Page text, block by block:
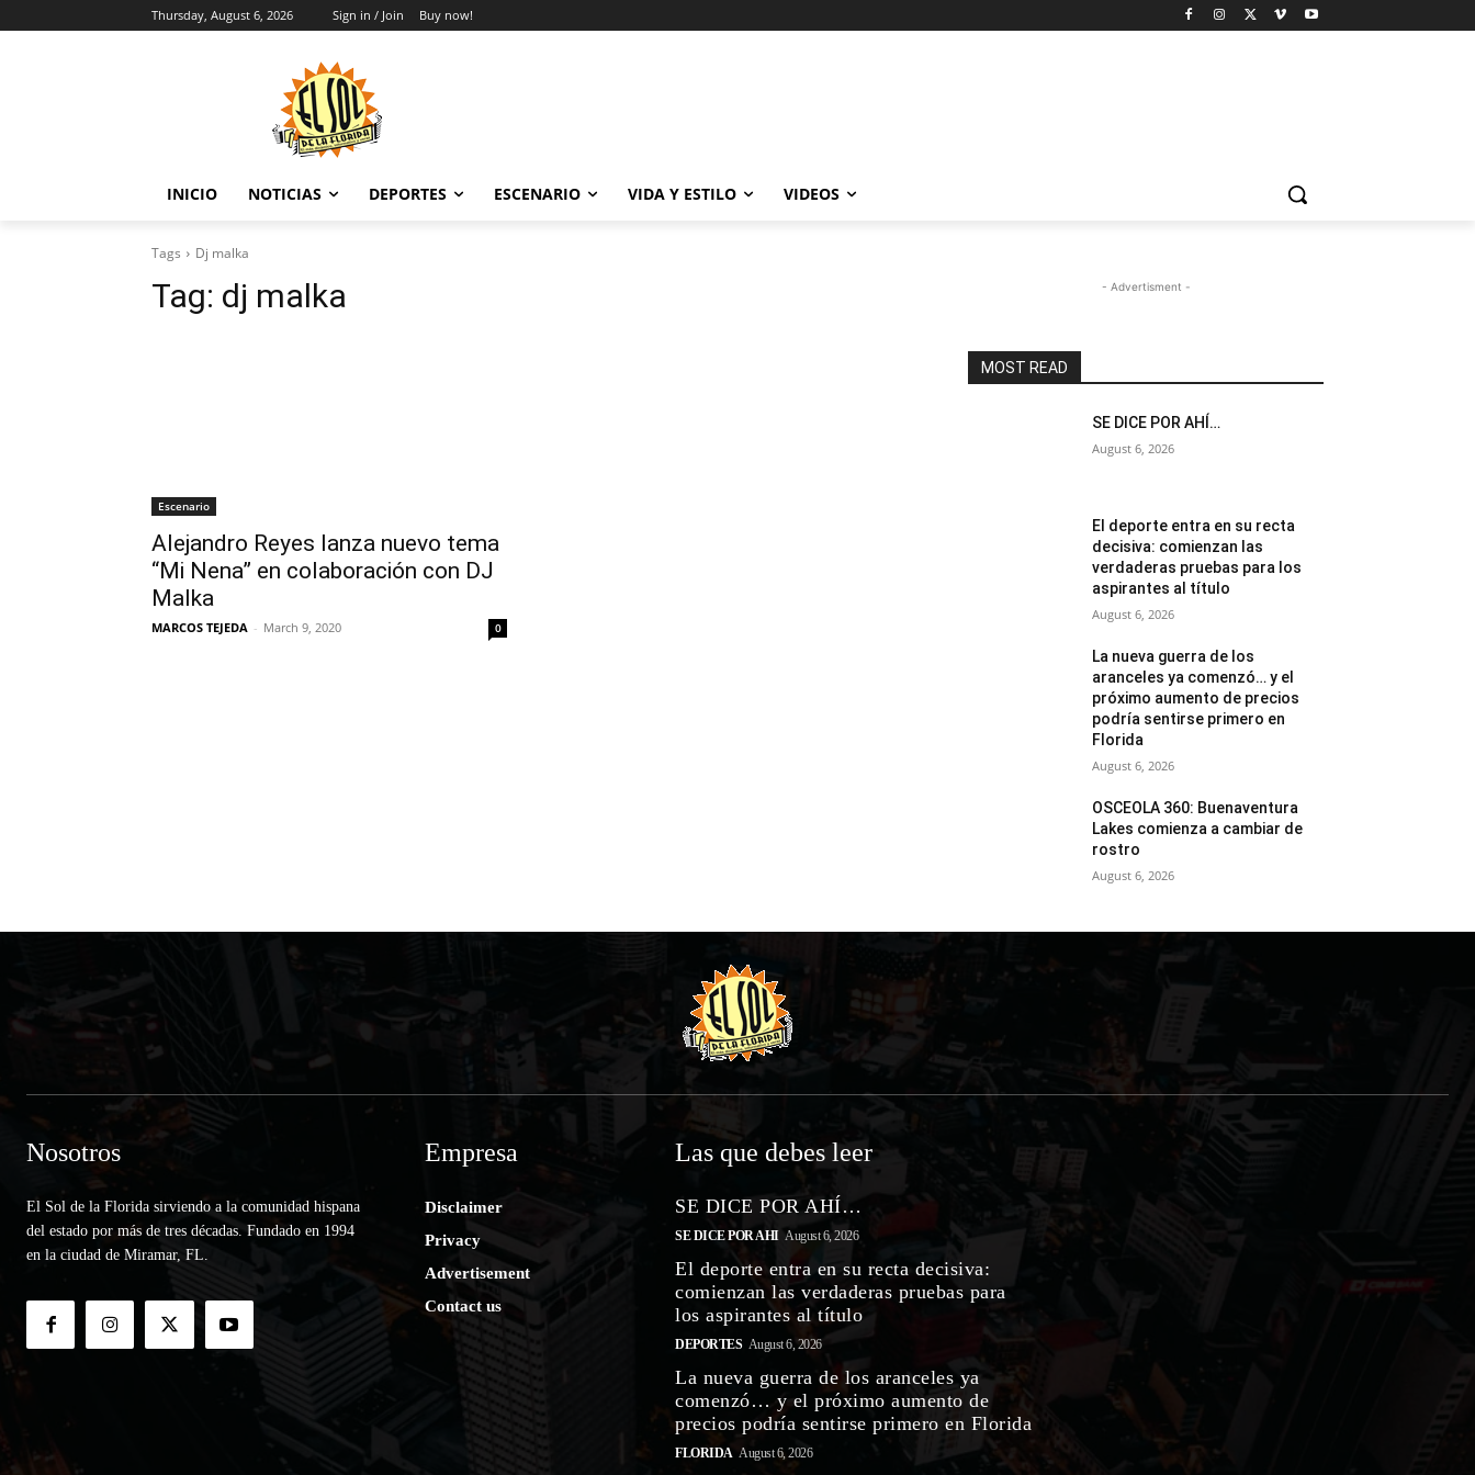
Thursday, August 6, 2026 Sign in / Join Buy now!
INICIO NOTICIAS DEPORTES ESCENARIO VIDA Y ESTILO VIDEOS
Tags Dj malka
Tag: dj malka
Escenario
Alejandro Reyes lanza nuevo tema
“Mi Nena” en colaboración con DJ
Malka
MARCOS TEJEDA - March 9, 2020 0
- Advertisment -
MOST READ
SE DICE POR AHÍ…
August 6, 2026
El deporte entra en su recta
decisiva: comienzan las
verdaderas pruebas para los
aspirantes al título
August 6, 2026
La nueva guerra de los
aranceles ya comenzó… y el
próximo aumento de precios
podría sentirse primero en
Florida
August 6, 2026
OSCEOLA 360: Buenaventura
Lakes comienza a cambiar de
rostro
August 6, 2026
Nosotros
El Sol de la Florida sirviendo a la comunidad hispana
del estado por más de tres décadas. Fundado en 1994
en la ciudad de Miramar, FL.
Empresa
Disclaimer
Privacy
Advertisement
Contact us
Las que debes leer
SE DICE POR AHÍ…
SE DICE POR AHI August 6, 2026
El deporte entra en su recta decisiva:
comienzan las verdaderas pruebas para
los aspirantes al título
DEPORTES August 6, 2026
La nueva guerra de los aranceles ya
comenzó… y el próximo aumento de
precios podría sentirse primero en Florida
FLORIDA August 6, 2026